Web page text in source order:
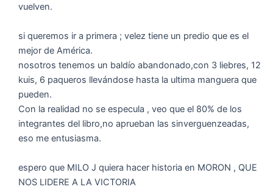
vuelven.
si queremos ir a primera ; velez tiene un predio que es el
mejor de América.
nosotros tenemos un baldío abandonado,con 3 liebres, 12
kuis, 6 paqueros llevándose hasta la ultima manguera que
pueden.
Con la realidad no se especula , veo que el 80% de los
integrantes del libro,no aprueban las sinverguenzeadas,
eso me entusiasma.
espero que MILO J quiera hacer historia en MORON , QUE
NOS LIDERE A LA VICTORIA